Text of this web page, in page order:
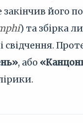
закінчив його
) та збірка
свідчення.
, або